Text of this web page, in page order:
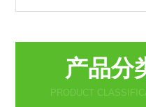
产品分
PRODUCT